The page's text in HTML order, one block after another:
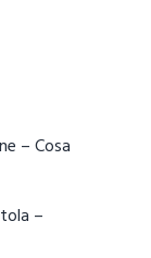
– Cosa
–